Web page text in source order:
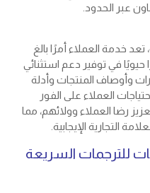
عبر الحدود.
تعد خدمة العملاء أمرًا بالغ
في توفير دعم استثنائي
وأوصاف المنتجات وأدلة
العملاء على الفور
رضا العملاء وولائهم، مما
التجارية الإيجابية.
للترجمات السريعة